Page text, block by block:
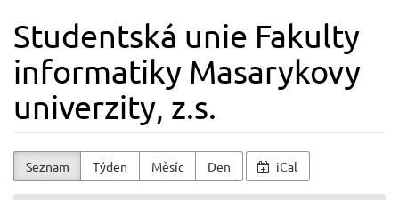
main
content
Studentská unie Fakulty
informatiky Masarykovy
univerzity, z.s.
Seznam Týden Měsíc Den iCal